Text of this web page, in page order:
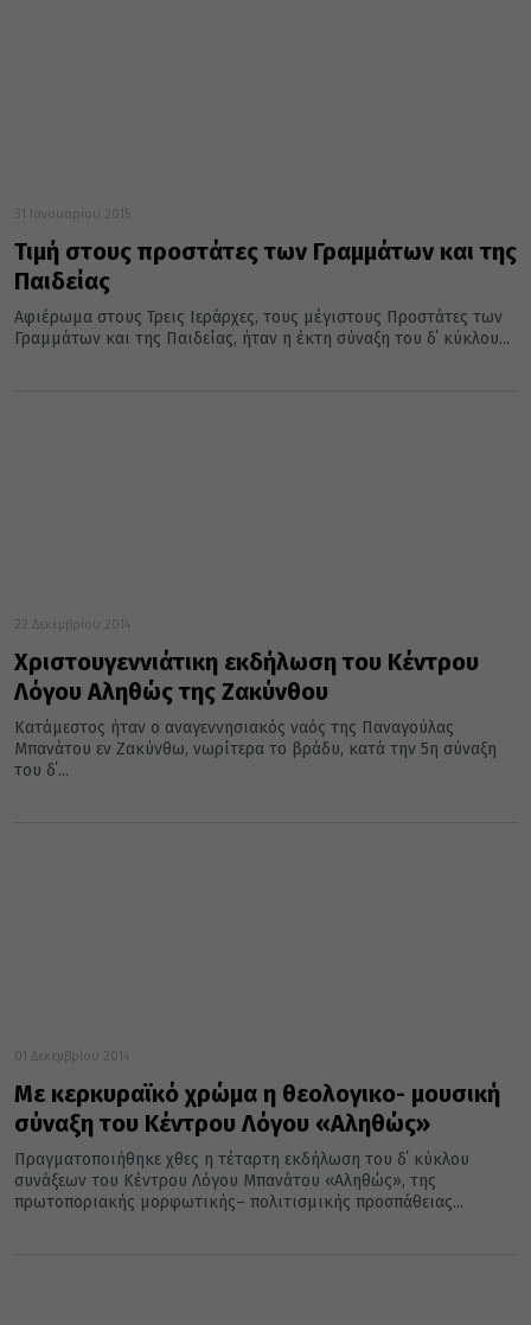
31 Ιανουαρίου 2015
Τιμή στους προστάτες των Γραμμάτων και της
Παιδείας
Αφιέρωμα στους Τρεις Ιεράρχες, τους μέγιστους Προστάτες των
Γραμμάτων και της Παιδείας, ήταν η έκτη σύναξη του δ΄ κύκλου...
22 Δεκεμβρίου 2014
Χριστουγεννιάτικη εκδήλωση του Κέντρου
Λόγου Αληθώς της Ζακύνθου
Κατάμεστος ήταν ο αναγεννησιακός ναός της Παναγούλας
Μπανάτου εν Ζακύνθω, νωρίτερα το βράδυ, κατά την 5η σύναξη
του δ΄...
01 Δεκεμβρίου 2014
Με κερκυραϊκό χρώμα η θεολογικο- μουσική
σύναξη του Κέντρου Λόγου «Αληθώς»
Πραγματοποιήθηκε χθες η τέταρτη εκδήλωση του δ΄ κύκλου
συνάξεων του Κέντρου Λόγου Μπανάτου «Αληθώς», της
πρωτοποριακής μορφωτικής– πολιτισμικής προσπάθειας...